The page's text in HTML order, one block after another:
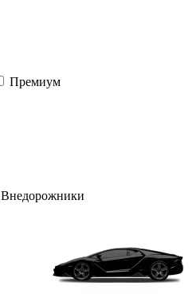
Премиум
Внедорожники